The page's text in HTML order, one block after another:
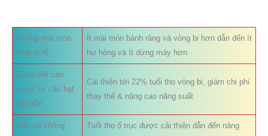
Chống mài mòn
khỏi vi rỗ
Ít mài mòn bánh răng và vòng bi hơn dẫn đến ít
hư hỏng và ít dừng máy hơn
Giảm vết cào
xước từ các hạt
cặn rắn
Cải thiện tới 22% tuổi thọ vòng bi, giảm chi phí
thay thế & nâng cao năng suất
Bảo vệ chống
Tuổi thọ ổ trục được cải thiện dẫn đến năng